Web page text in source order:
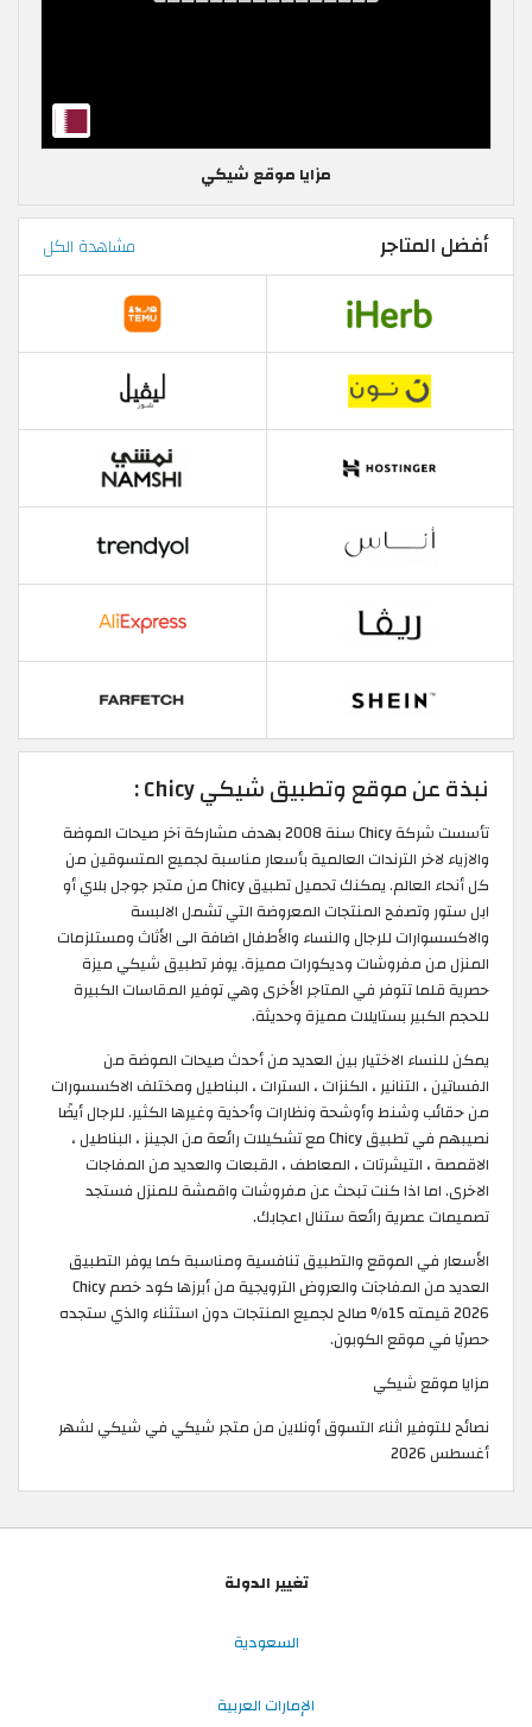
مزايا موقع شيكي
أفضل المتاجر مشاهدة الكل
نبذة عن موقع وتطبيق شيكي Chicy :
تأسست شركة Chicy سنة 2008 بهدف مشاركة آخر صيحات الموضة
والازياء لاخر الترندات العالمية بأسعار مناسبة لجميع المتسوقين من
كل أنحاء العالم. يمكنك تحميل تطبيق Chicy من متجر جوجل بلاي أو
ابل ستور وتصفح المنتجات المعروضة التي تشمل الالبسة
والاكسسوارات للرجال والنساء والأطفال اضافة الى الأثاث ومستلزمات
المنزل من مفروشات وديكورات مميزة. يوفر تطبيق شيكي ميزة
حصرية قلما تتوفر في المتاجر الأخرى وهي توفير المقاسات الكبيرة
للحجم الكبير بستايلات مميزة وحديثة.
يمكن للنساء الاختيار بين العديد من أحدث صيحات الموضة من
الفساتين ، التنانير ، الكنزات ، السترات ، البناطيل ومختلف الاكسسورات
من حقائب وشنط وأوشحة ونظارات وأحذية وغيرها الكثير. للرجال أيضًا
نصيبهم في تطبيق Chicy مع تشكيلات رائعة من الجينز ، البناطيل ،
الاقمصة ، التيشرتات ، المعاطف ، القبعات والعديد من المفاجات
الاخرى. اما اذا كنت تبحث عن مفروشات واقمشة للمنزل فستجد
تصميمات عصرية رائعة ستنال اعجابك.
الأسعار في الموقع والتطبيق تنافسية ومناسبة كما يوفر التطبيق
العديد من المفاجآت والعروض الترويجية من أبرزها كود خصم Chicy
2026 قيمته 15% صالح لجميع المنتجات دون استثناء والذي ستجده
حصريًا في موقع الكوبون.
مزايا موقع شيكي
نصائح للتوفير اثناء التسوق أونلاين من متجر شيكي في شيكي لشهر
أغسطس 2026
تغيير الدولة
السعودية
الإمارات العربية